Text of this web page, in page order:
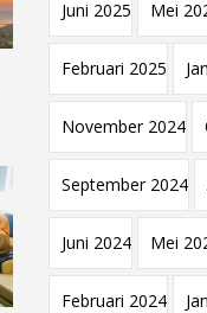
Juni 2025 Mei
Februari 2025
November 2024
September 2024
Juni 2024 Mei
Februari 2024